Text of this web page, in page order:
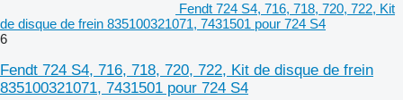
Fendt 724 S4, 716, 718, 720, 722, Kit
de disque de frein 835100321071, 7431501 pour 724 S4
6
Fendt 724 S4, 716, 718, 720, 722, Kit de disque de frein
835100321071, 7431501 pour 724 S4